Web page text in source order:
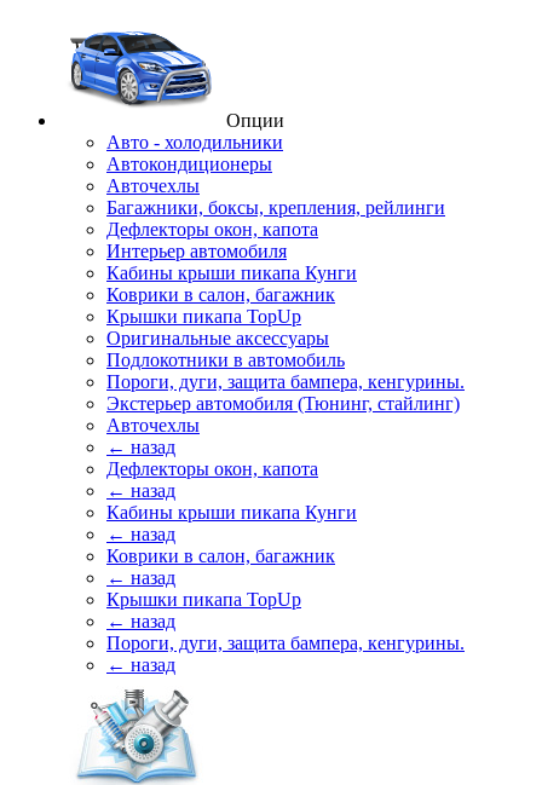
Опции
Авто - холодильники
Автокондиционеры
Авточехлы
Багажники, боксы, крепления, рейлинги
Дефлекторы окон, капота
Интерьер автомобиля
Кабины крыши пикапа Кунги
Коврики в салон, багажник
Крышки пикапа TopUp
Оригинальные аксессуары
Подлокотники в автомобиль
Пороги, дуги, защита бампера, кенгурины.
Экстерьер автомобиля (Тюнинг, стайлинг)
Авточехлы
← назад
Дефлекторы окон, капота
← назад
Кабины крыши пикапа Кунги
← назад
Коврики в салон, багажник
← назад
Крышки пикапа TopUp
← назад
Пороги, дуги, защита бампера, кенгурины.
← назад